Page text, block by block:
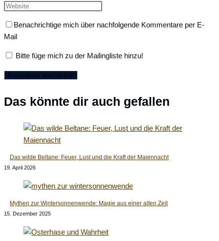
Namen
Benutzernamen
zum
Kommentieren
deine
Mail-
Adresse
zum
ein
Gib
Website-
URL
ein
Benachrichtige mich über nachfolgende Kommentare per E-
Mail
Bitte füge mich zu der Mailingliste hinzu!
Das könnte dir auch gefallen
Das wilde Beltane: Feuer, Lust und die Kraft der Maiennacht
19. April 2026
Mythen zur Wintersonnenwende: Magie aus einer alten Zeit
15. Dezember 2025